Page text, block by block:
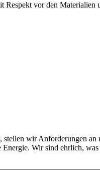
vor den
wir Anforderungen
Wir sind ehrlich,